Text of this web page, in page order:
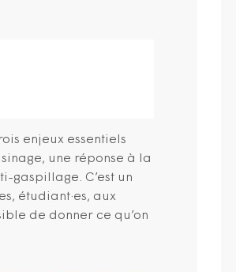
enjeux essentiels
une réponse à la
C’est un
étudiant·es, aux
de donner ce qu’on